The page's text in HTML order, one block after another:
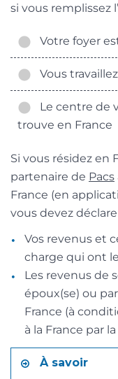
si vous remplissez
Votre foyer
Vous
Le centre de
trouve en France
Si vous résidez en
partenaire de Pacs
France (en
vous devez
Vos revenus et
charge qui ont
Les revenus de
époux(se) ou
France (à
à la France par
À savoir